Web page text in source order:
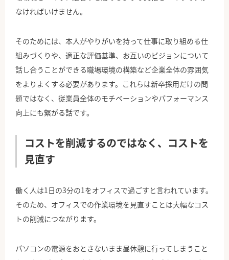
なければいけません。
そのためには、本人がやりがいを持って仕事に取り組める仕
組みづくりや、適正な評価基準、お互いのビジョンについて
話し合うことができる職場環境の構築など企業全体の雰囲気
をよりよくする必要があります。これらは新卒採用だけの問
題ではなく、従業員全体のモチベーションやパフォーマンス
向上にも繋がる話です。
コストを削減するのではなく、コストを
見直す
働く人は1日の3分の1をオフィスで過ごすと言われています。
そのため、オフィスでの作業環境を見直すことは大幅なコス
トの削減につながります。
パソコンの電源をおとさないまま昼休憩に行ってしまうこと